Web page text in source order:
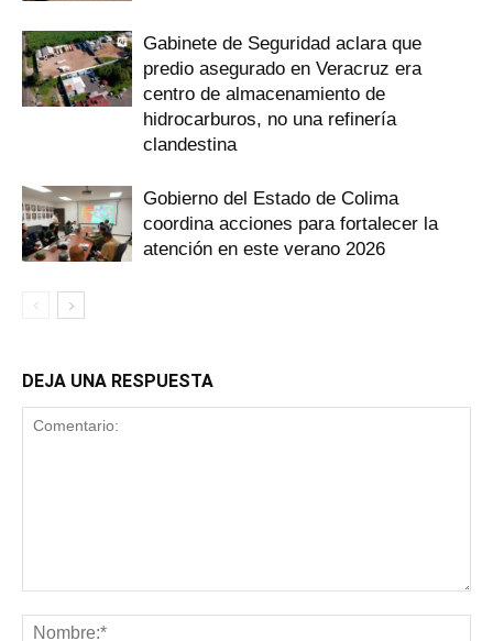
Gabinete de Seguridad aclara que
predio asegurado en Veracruz era
centro de almacenamiento de
hidrocarburos, no una refinería
clandestina
Gobierno del Estado de Colima
coordina acciones para fortalecer la
atención en este verano 2026
DEJA UNA RESPUESTA